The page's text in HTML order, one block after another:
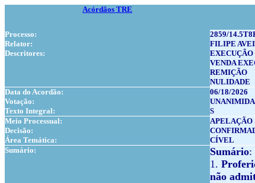
Acórdãos TRE
Processo:
2859/
Relator:
FILIPE
Descritores:
EXECUÇÃO
VENDA
REMIÇÃO
NULIDADE
Data do Acordão:
06/18/2026
Votação:
Texto Integral:
S
Meio Processual:
APELAÇÃO
Decisão:
Área Temática:
CÍVEL
Sumário:
Sumário:
1.
não